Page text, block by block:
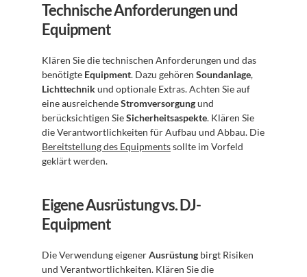
Technische Anforderungen und
Equipment
Klären Sie die technischen Anforderungen und das
benötigte Equipment. Dazu gehören Soundanlage
Lichttechnik und optionale Extras. Achten Sie auf
eine ausreichende Stromversorgung und
berücksichtigen Sie Sicherheitsaspekte. Klären Sie
Bereitstellung des Equipments sollte im Vorfeld
geklärt werden.
Eigene Ausrüstung vs. DJ-
Equipment
Die Verwendung eigener Ausrüstung birgt Risiken
und Verantwortlichkeiten. Klären Sie die